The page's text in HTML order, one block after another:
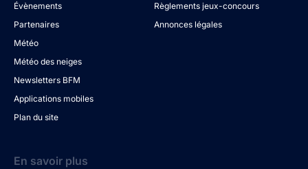
Évènements
Partenaires
Météo
Météo des neiges
Newsletters BFM
Applications mobiles
Plan du site
Règlements jeux-concours
Annonces légales
En savoir plus